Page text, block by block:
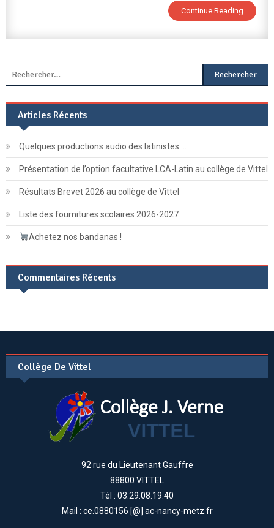
Neufchâteau
Continue Reading
Rechercher :
Articles Récents
Quelques productions audio des latinistes …
Présentation de l’option facultative LCA-Latin au collège de Vittel
Résultats Brevet 2026 au collège de Vittel
Liste des fournitures scolaires 2026-2027
Achetez nos bandanas !
Commentaires Récents
Collège De Vittel
92 rue du Lieutenant Gauffre
88800 VITTEL
Tél : 03.29.08.19.40
Mail : ce.0880156 [@] ac-nancy-metz.fr